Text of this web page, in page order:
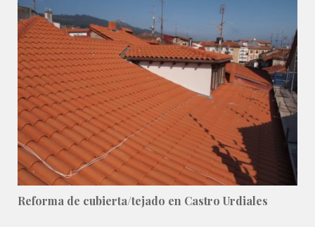
Reforma de cubierta/tejado en Castro Urdiales